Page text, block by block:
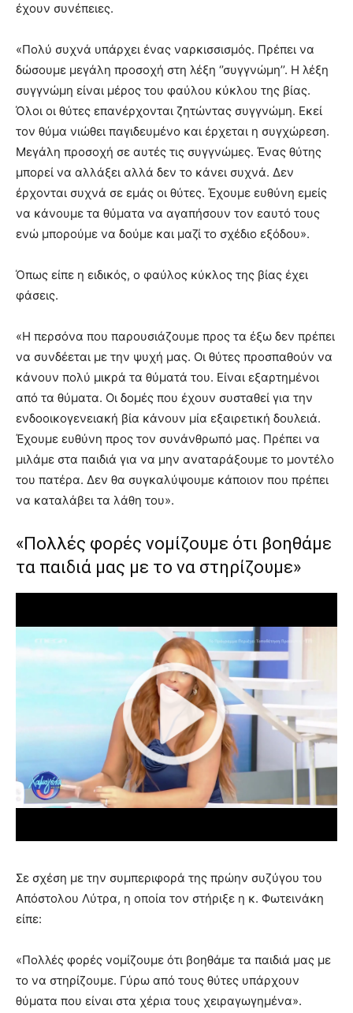
έχουν συνέπειες.
«Πολύ συχνά υπάρχει ένας ναρκισσισμός. Πρέπει να
δώσουμε μεγάλη προσοχή στη λέξη ‘’συγγνώμη’’. Η λέξη
συγγνώμη είναι μέρος του φαύλου κύκλου της βίας.
Όλοι οι θύτες επανέρχονται ζητώντας συγγνώμη. Εκεί
τον θύμα νιώθει παγιδευμένο και έρχεται η συγχώρεση.
Μεγάλη προσοχή σε αυτές τις συγγνώμες. Ένας θύτης
μπορεί να αλλάξει αλλά δεν το κάνει συχνά. Δεν
έρχονται συχνά σε εμάς οι θύτες. Έχουμε ευθύνη εμείς
να κάνουμε τα θύματα να αγαπήσουν τον εαυτό τους
ενώ μπορούμε να δούμε και μαζί το σχέδιο εξόδου».
Όπως είπε η ειδικός, ο φαύλος κύκλος της βίας έχει
φάσεις.
«Η περσόνα που παρουσιάζουμε προς τα έξω δεν πρέπει
να συνδέεται με την ψυχή μας. Οι θύτες προσπαθούν να
κάνουν πολύ μικρά τα θύματά του. Είναι εξαρτημένοι
από τα θύματα. Οι δομές που έχουν συσταθεί για την
ενδοοικογενειακή βία κάνουν μία εξαιρετική δουλειά.
Έχουμε ευθύνη προς τον συνάνθρωπό μας. Πρέπει να
μιλάμε στα παιδιά για να μην αναταράξουμε το μοντέλο
του πατέρα. Δεν θα συγκαλύψουμε κάποιον που πρέπει
να καταλάβει τα λάθη του».
«Πολλές φορές νομίζουμε ότι βοηθάμε
τα παιδιά μας με το να στηρίζουμε»
Σε σχέση με την συμπεριφορά της πρώην συζύγου του
Απόστολου Λύτρα, η οποία τον στήριξε η κ. Φωτεινάκη
είπε:
«Πολλές φορές νομίζουμε ότι βοηθάμε τα παιδιά μας με
το να στηρίζουμε. Γύρω από τους θύτες υπάρχουν
θύματα που είναι στα χέρια τους χειραγωγημένα».